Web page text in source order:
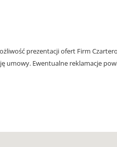
prezentacji ofert Firm
umowy. Ewentualne reklamacje